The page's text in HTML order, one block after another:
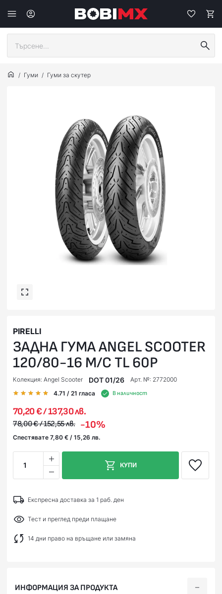
Гуми Гуми за скутер
PIRELLI
ЗАДНА ГУМА ANGEL SCOOTER
120/80-16 M/C TL 60P
Колекция: Angel Scooter DOT 01/26
Арт. №: 2772000
4.71 / 21 гласа В наличност
70,20 € / 137,30 лв.
78,00 € / 152,55 лв. -10%
Спестявате 7,80 € / 15,26 лв.
1 КУПИ
Експресна доставка за 1 раб. ден
Тест и преглед преди плащане
14 дни право на връщане или замяна
ИНФОРМАЦИЯ ЗА ПРОДУКТА